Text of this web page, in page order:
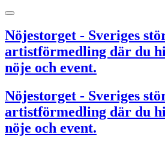
Nöjestorget - Sveriges
artistförmedling där du
nöje och event.
Nöjestorget - Sveriges
artistförmedling där du
nöje och event.